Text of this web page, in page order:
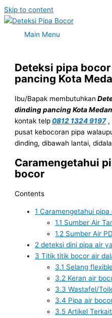
Skip to content
Main Menu
Deteksi pipa
pancing Kota
Ibu/Bapak membutuhkan
dinding pancing Kota Medan
kontak telp0812 1324 9197,
pusat kebocoran pipa
dinding, dibawah lantai,
Caramengetahui
bocor
Contents
1 Caramengetahui
1.1 Sumber Air
1.2 Sumber Air
2 deteksi dini pipa air
3 Titik titik bocor air
3.1 Selang
3.2 Keran air
3.3 Wastafel/
3.4 Pipa air
3.5 Artikel Terkait